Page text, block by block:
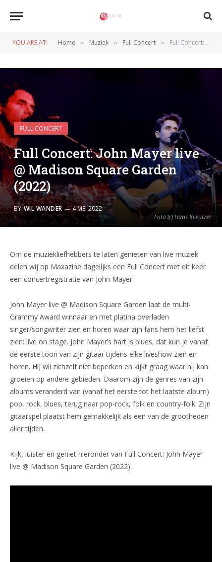
YOU ARE AT: Home » Muziek » Full Concert » Full Concert: John Mayer live @ Madison Square Garden (2022)
Foto (c) Hans Kreutzer
FULL CONCERT
Full Concert: John Mayer live
@ Madison Square Garden
(2022)
BY WIL WANDER 4 MEI 2022
Om de muziekliefhebbers te laten genieten van live muziek
delen wij op Maxazine dagelijks een Full Concert met dit keer
een concertregistratie van John Mayer.
John Mayer live @ Madison Square Garden laat de multi-
Grammy Award winnaar en met platina overladen
singer/songwriter zien en horen waar zijn fans hem het liefst
zien: live on stage. John Mayer’s hart is blues, dat kun je vanaf
de eerste toon van zijn gitaar tijdens elke liveshow zien en
horen. Hij wil zichzelf niet beperken en kijkt graag waar hij kan
groeien op andere gebieden. Daarom zijn de genres van zijn
albums veranderd van (vanaf het eerste tot het laatste album)
pop, rock, blues, terug naar pop-rock, folk en country-folk. Zijn
gitaarspel plaatst hem gemakkelijk als een van de grootheden
aller tijden.
Kijk, luister en geniet hieronder van Full Concert: John Mayer
live @ Madison Square Garden (2022).